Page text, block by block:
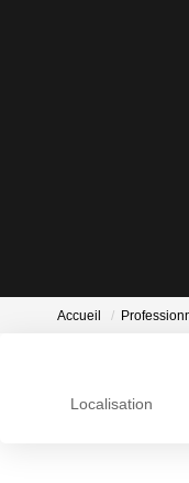
Accueil
Localisation